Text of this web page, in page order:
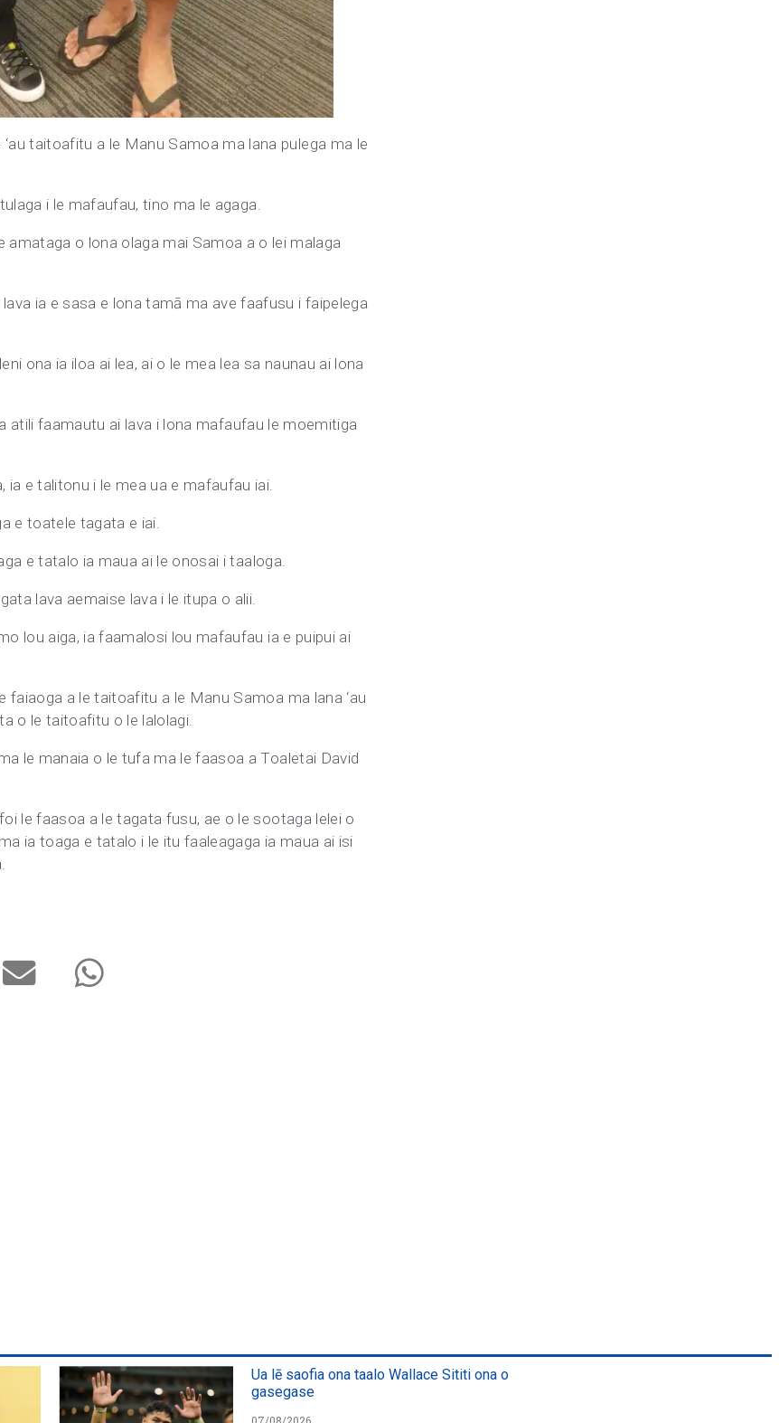
taitoafitu a le Manu Samoa ma lana pulega ma le
i le mafaufau, tino ma le agaga.
amataga o lona olaga mai Samoa a o lei malaga
ia e sasa e lona tamā ma ave faafusu i faipelega
ona ia iloa ai lea, ai o le mea lea sa naunau ai lona
atili faamautu ai lava i lona mafaufau le moemitiga
ia e talitonu i le mea ua e mafaufau iai.
e toatele tagata e iai.
e tatalo ia maua ai le onosai i taaloga.
lava aemaise lava i le itupa o alii.
lou aiga, ia faamalosi lou mafaufau ia e puipui ai
a le taitoafitu a le Manu Samoa ma lana ‘au
o le taitoafitu o le lalolagi.
le manaia o le tufa ma le faasoa a Toaletai David
le faasoa a le tagata fusu, ae o le sootaga lelei o
ia toaga e tatalo i le itu faaleagaga ia maua ai isi
Ua lē saofia ona taalo Wallace Sititi ona o
gasegase